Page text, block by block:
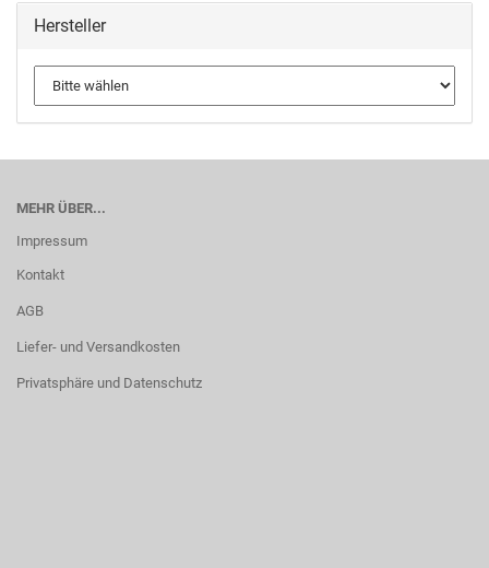
Hersteller
MEHR ÜBER...
Impressum
Kontakt
AGB
Liefer- und Versandkosten
Privatsphäre und Datenschutz